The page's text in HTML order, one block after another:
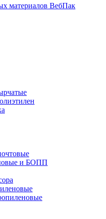
и БОПП